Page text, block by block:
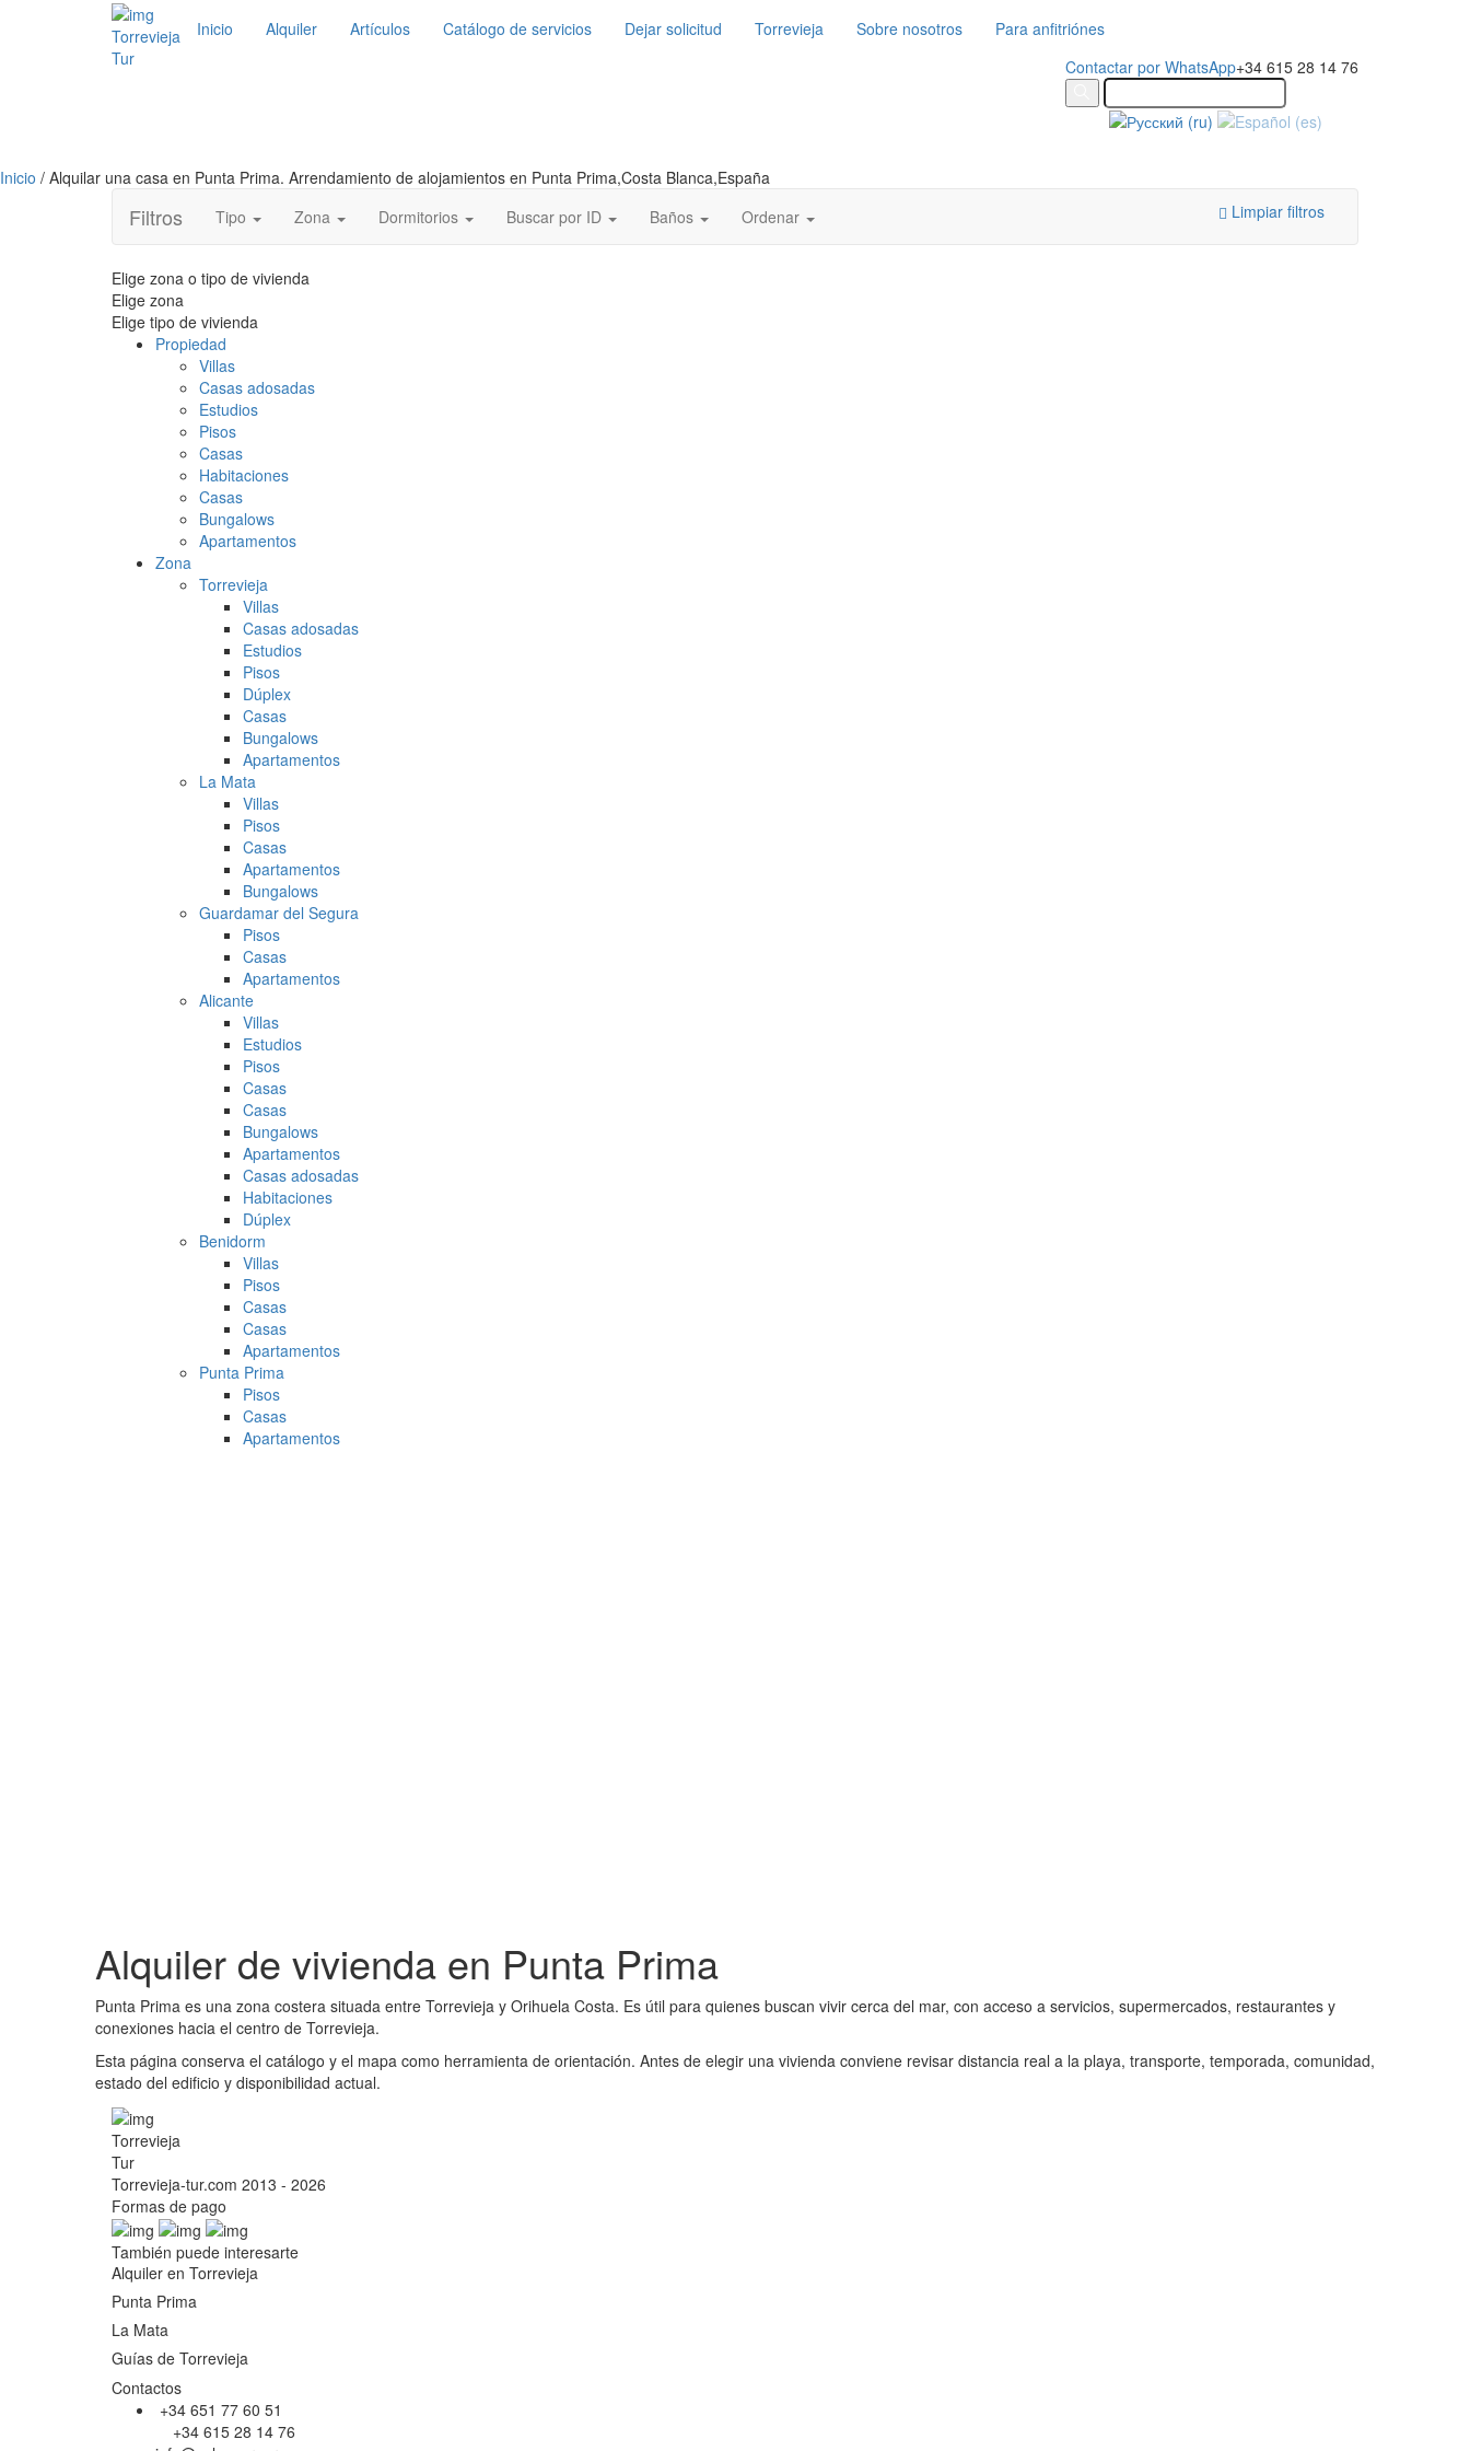
Torrevieja
Tur
Inicio Alquiler Artículos Catálogo de servicios Dejar solicitud Torrevieja Sobre nosotros
Para anfitriónes
Contactar por WhatsApp+34 615 28 14 76
Inicio / Alquilar una casa en Punta Prima. Arrendamiento de alojamientos en Punta Prima,Costa Blanca,España
Filtros Tipo Zona Dormitorios Buscar por ID Baños Ordenar Limpiar filtros
Elige zona o tipo de vivienda
Elige zona
Elige tipo de vivienda
Propiedad
Villas
Casas adosadas
Estudios
Pisos
Casas
Habitaciones
Casas
Bungalows
Apartamentos
Zona
Torrevieja
Villas
Casas adosadas
Estudios
Pisos
Dúplex
Casas
Bungalows
Apartamentos
La Mata
Villas
Pisos
Casas
Apartamentos
Bungalows
Guardamar del Segura
Pisos
Casas
Apartamentos
Alicante
Villas
Estudios
Pisos
Casas
Casas
Bungalows
Apartamentos
Casas adosadas
Habitaciones
Dúplex
Benidorm
Villas
Pisos
Casas
Casas
Apartamentos
Punta Prima
Pisos
Casas
Apartamentos
Alquiler de vivienda en Punta Prima
Punta Prima es una zona costera situada entre Torrevieja y Orihuela Costa. Es útil para quienes buscan vivir cerca del mar, con acceso a servicios, supermercados, restaurantes y
conexiones hacia el centro de Torrevieja.
Esta página conserva el catálogo y el mapa como herramienta de orientación. Antes de elegir una vivienda conviene revisar distancia real a la playa, transporte, temporada, comunidad,
estado del edificio y disponibilidad actual.
Torrevieja
Tur
Torrevieja-tur.com 2013 - 2026
Formas de pago
También puede interesarte
Alquiler en Torrevieja
Punta Prima
La Mata
Guías de Torrevieja
Contactos
+34 651 77 60 51
+34 615 28 14 76